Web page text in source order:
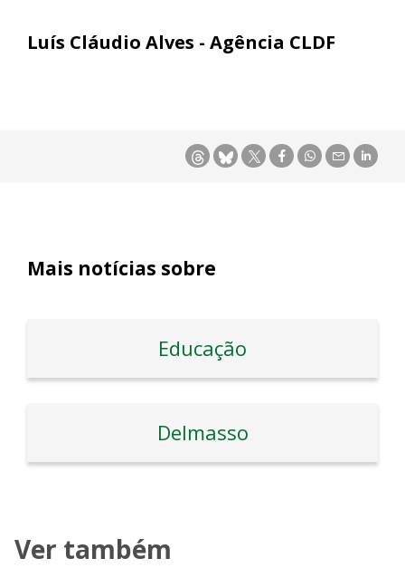
Luís Cláudio Alves - Agência CLDF
Mais notícias sobre
Educação
Delmasso
Ver também